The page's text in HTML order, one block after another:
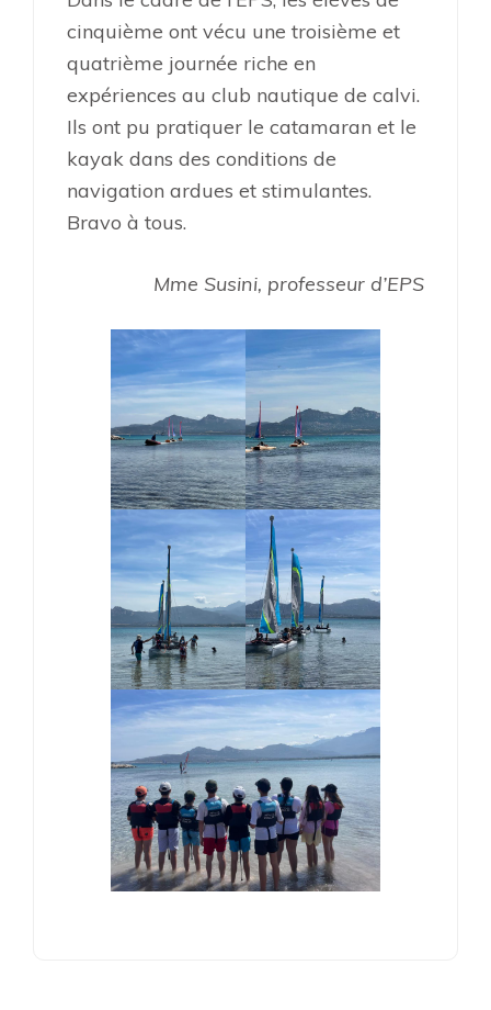
cinquième ont vécu une troisième et
quatrième journée riche en
expériences au club nautique de calvi.
Ils ont pu pratiquer le catamaran et le
kayak dans des conditions de
navigation ardues et stimulantes.
Bravo à tous.
Mme Susini, professeur d’EPS